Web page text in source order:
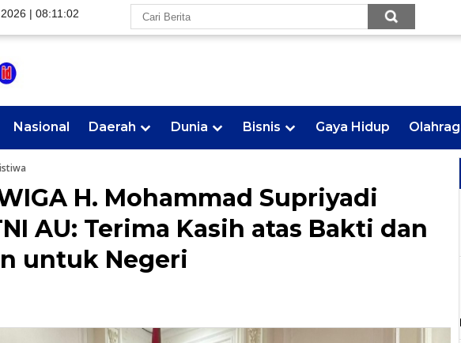
| 08:11:03
Nasional Daerah Dunia Bisnis Gaya Hidup
H. Mohammad Supriyadi
AU: Terima Kasih atas Bakti dan
untuk Negeri